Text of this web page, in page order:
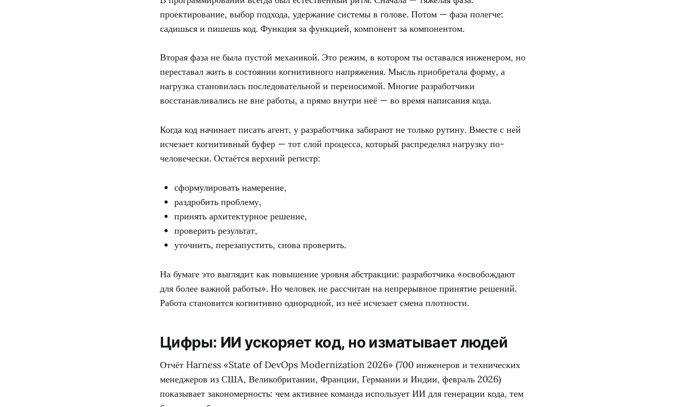
проектирование, выбор подхода, удержание системы в голове. Потом — фаза полегче:
садишься и пишешь код. Функция за функцией, компонент за компонентом.
Вторая фаза не была пустой механикой. Это режим, в котором ты оставался инженером, но
переставал жить в состоянии когнитивного напряжения. Мысль приобретала форму, а
нагрузка становилась последовательной и переносимой. Многие разработчики
восстанавливались не вне работы, а прямо внутри неё — во время написания кода.
Когда код начинает писать агент, у разработчика забирают не только рутину. Вместе с ней
исчезает когнитивный буфер — тот слой процесса, который распределял нагрузку по-
человечески. Остаётся верхний регистр:
сформулировать намерение,
раздробить проблему,
принять архитектурное решение,
проверить результат,
уточнить, перезапустить, снова проверить.
На бумаге это выглядит как повышение уровня абстракции: разработчика «освобождают
для более важной работы». Но человек не рассчитан на непрерывное принятие решений.
Работа становится когнитивно однородной, из неё исчезает смена плотности.
Цифры: ИИ ускоряет код, но изматывает людей
Отчёт Harness «State of DevOps Modernization 2026» (700 инженеров и технических
менеджеров из США, Великобритании, Франции, Германии и Индии, февраль 2026)
показывает закономерность: чем активнее команда использует ИИ для генерации кода, тем